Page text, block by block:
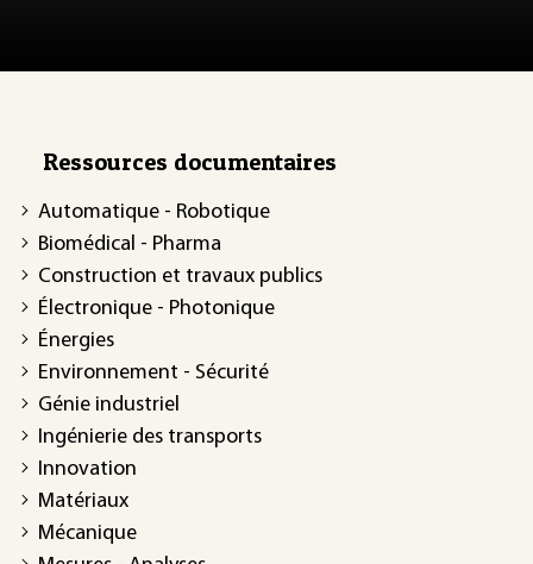
Ressources documentaires
Automatique - Robotique
Biomédical - Pharma
Construction et travaux publics
Électronique - Photonique
Énergies
Environnement - Sécurité
Génie industriel
Ingénierie des transports
Innovation
Matériaux
Mécanique